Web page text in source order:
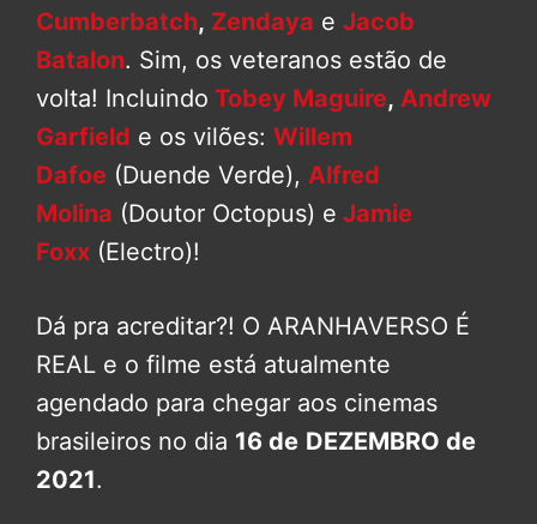
Cumberbatch, Zendaya e Jacob
Batalon. Sim, os veteranos estão de
volta! Incluindo Tobey Maguire, Andrew
Garfield e os vilões: Willem
Dafoe (Duende Verde), Alfred
Molina (Doutor Octopus) e Jamie
Foxx (Electro)!
Dá pra acreditar?! O ARANHAVERSO É
REAL e o filme está atualmente
agendado para chegar aos cinemas
brasileiros no dia 16 de DEZEMBRO de
2021.